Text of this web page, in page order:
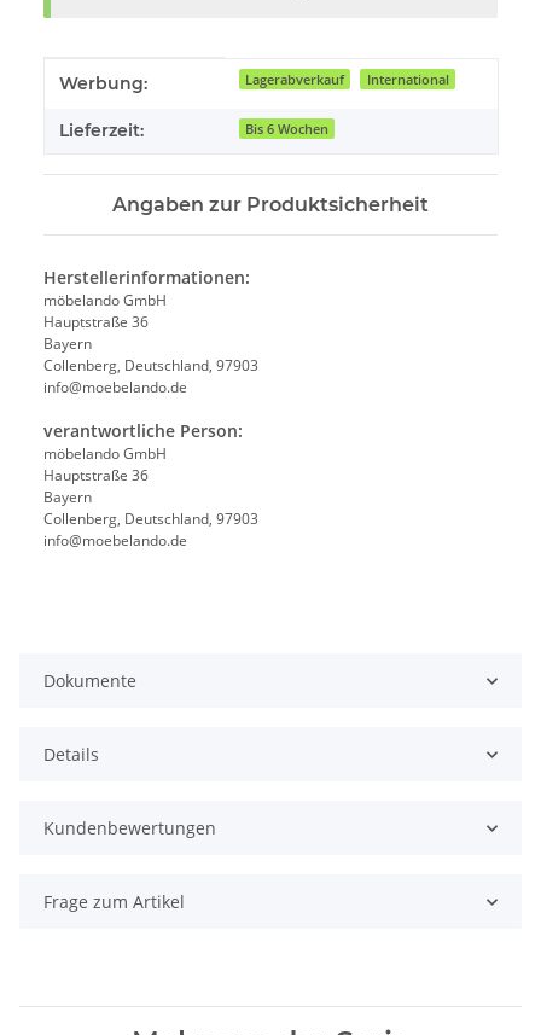
Produkteigenschaft
Wert
Werbung: Lagerabverkauf International
Lieferzeit: Bis 6 Wochen
Angaben zur Produktsicherheit
Herstellerinformationen:
möbelando GmbH
Hauptstraße 36
Bayern
Collenberg, Deutschland, 97903
info@moebelando.de
verantwortliche Person:
möbelando GmbH
Hauptstraße 36
Bayern
Collenberg, Deutschland, 97903
info@moebelando.de
Dokumente
Details
Kundenbewertungen
Frage zum Artikel